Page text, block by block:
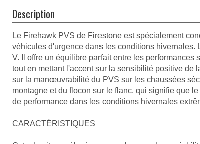
Description
Le Firehawk PVS de Firestone est spécialement
véhicules d'urgence dans les conditions hivernales.
V. Il offre un équilibre parfait entre les
tout en mettant l'accent sur la sensibilité positive de
sur la manœuvrabilité du PVS sur les chaussées
montagne et du flocon sur le flanc, qui signifie que
de performance dans les conditions hivernales
CARACTÉRISTIQUES